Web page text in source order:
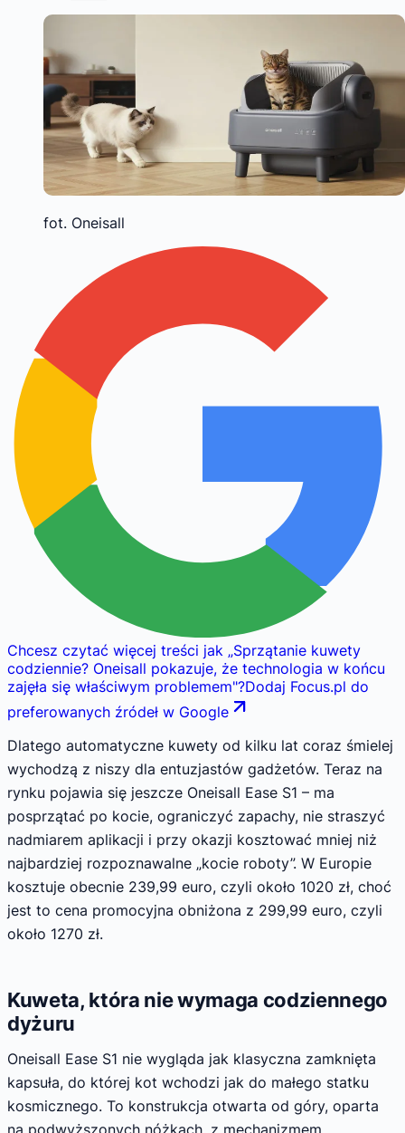
fot. Oneisall
Chcesz czytać więcej treści jak „Sprzątanie kuwety
codziennie? Oneisall pokazuje, że technologia w końcu
zajęła się właściwym problemem"?Dodaj Focus.pl do
preferowanych źródeł w Google
Dlatego automatyczne kuwety od kilku lat coraz śmielej
wychodzą z niszy dla entuzjastów gadżetów. Teraz na
rynku pojawia się jeszcze Oneisall Ease S1 – ma
posprzątać po kocie, ograniczyć zapachy, nie straszyć
nadmiarem aplikacji i przy okazji kosztować mniej niż
najbardziej rozpoznawalne „kocie roboty”. W Europie
kosztuje obecnie 239,99 euro, czyli około 1020 zł, choć
jest to cena promocyjna obniżona z 299,99 euro, czyli
około 1270 zł.
Kuweta, która nie wymaga codziennego
dyżuru
Oneisall Ease S1 nie wygląda jak klasyczna zamknięta
kapsuła, do której kot wchodzi jak do małego statku
kosmicznego. To konstrukcja otwarta od góry, oparta